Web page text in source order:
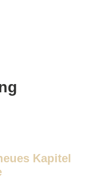
Kapitel